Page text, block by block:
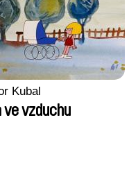
Kubal
ve vzduchu